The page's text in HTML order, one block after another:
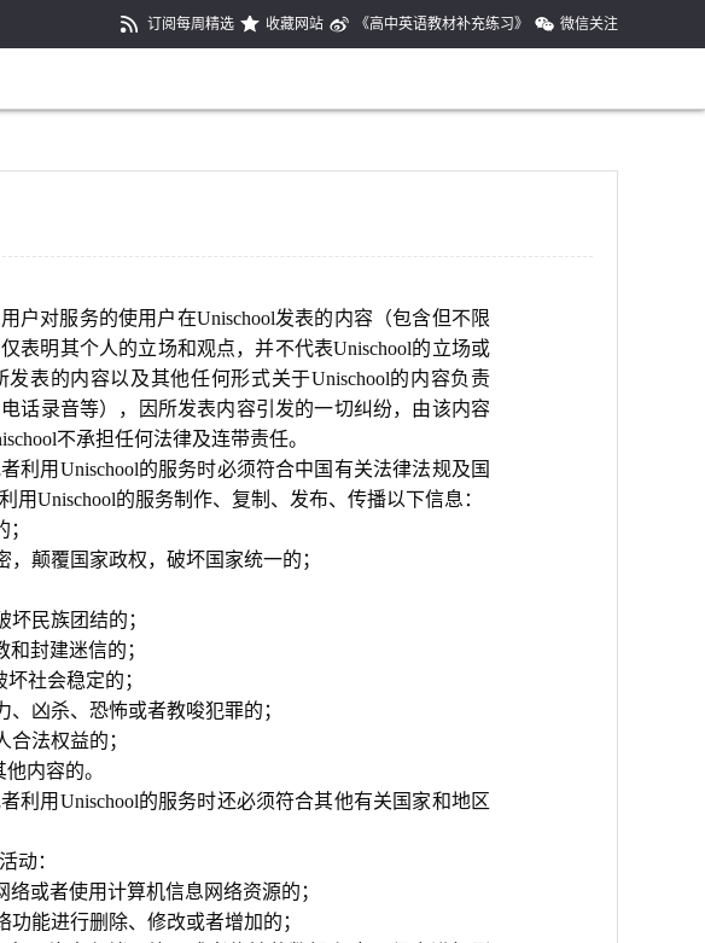
订阅每周精选 收藏网站 《高中英语教材补充练习》 微信关注
对服务的使用户在Unischool发表的内容（包含但不限
表明其个人的立场和观点，并不代表Unischool的立场或
表的内容以及其他任何形式关于Unischool的内容负责
电话录音等），因所发表内容引发的一切纠纷，由该内容
不承担任何法律及连带责任。
用Unischool的服务时必须符合中国有关法律法规及国
用Unischool的服务制作、复制、发布、传播以下信息：
颠覆国家政权，破坏国家统一的；
民族团结的；
封建迷信的；
社会稳定的；
凶杀、恐怖或者教唆犯罪的；
法权益的；
内容的。
用Unischool的服务时还必须符合其他有关国家和地区
动：
或者使用计算机信息网络资源的；
能进行删除、修改或者增加的；